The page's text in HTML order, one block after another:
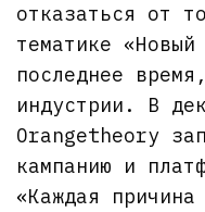
отказаться от
тематике
последнее
индустрии. В
Orangetheory
кампанию и
«Каждая